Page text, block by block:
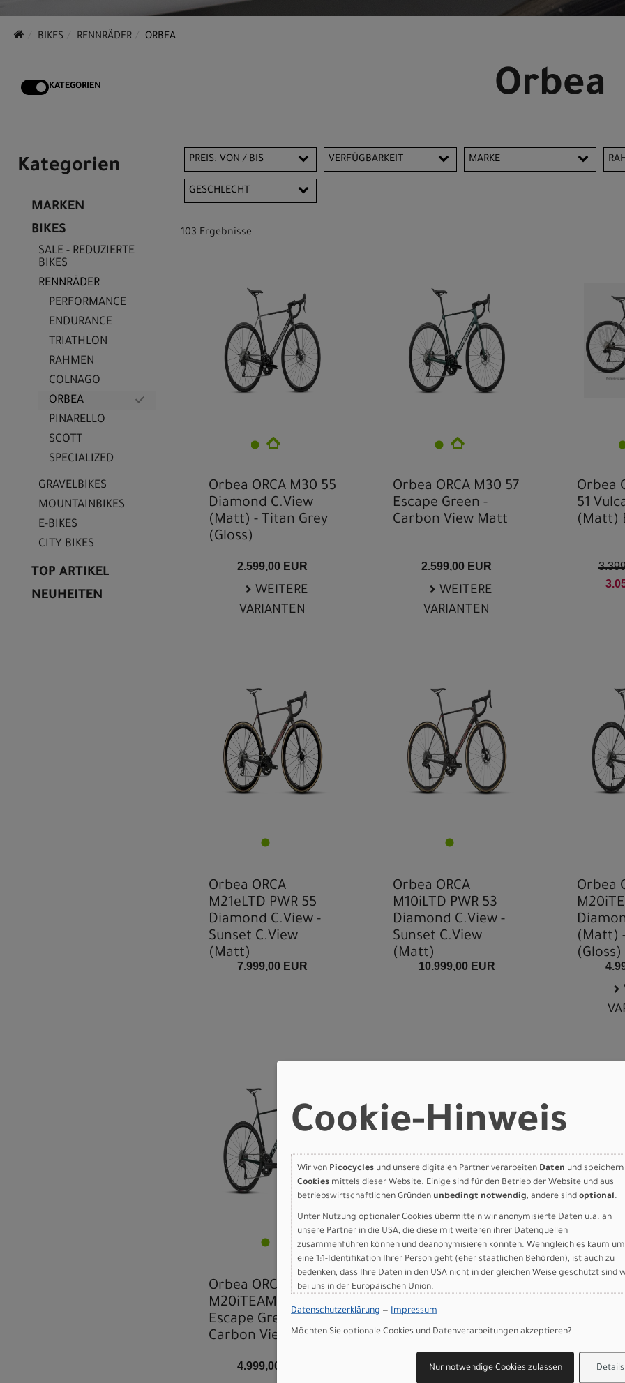
BIKES RENNRÄDER ORBEA
KATEGORIEN Orbea
Kategorien
MARKEN
BIKES
SALE - REDUZIERTE
BIKES
RENNRÄDER
PERFORMANCE
ENDURANCE
TRIATHLON
RAHMEN
COLNAGO
ORBEA
PINARELLO
SCOTT
SPECIALIZED
GRAVELBIKES
MOUNTAINBIKES
E-BIKES
CITY BIKES
TOP ARTIKEL
NEUHEITEN
PREIS: VON / BIS VERFÜGBARKEIT MARKE
GESCHLECHT
103 Ergebnisse
Orbea ORCA M30 55
Diamond C.View
(Matt) - Titan Grey
(Gloss)
2.599,00 EUR
WEITERE
VARIANTEN
Orbea ORCA M30 57
Escape Green -
Carbon View Matt
2.599,00 EUR
WEITERE
VARIANTEN
Orbea
51
(Matt)
Orbea ORCA
M21eLTD PWR 55
Diamond C.View -
Sunset C.View
(Matt)
7.999,00 EUR
Orbea ORCA
M10iLTD PWR 53
Diamond C.View -
Sunset C.View
(Matt)
10.999,00 EUR
Orbea
(Matt)
(Gloss)
Orbea ORCA
M20iTEAM 55
Escape Green -
Carbon View Matt
4.999,00 EUR
Orbea ORCA M30 55
Iris White (Gloss) -
2.599,00 EUR
Orbea
53
Cookie-Hinweis
Wir von Picocycles und unsere digitalen Partner verarbeiten Daten und speichern
Cookies mittels dieser Website. Einige sind für den Betrieb der Website und aus
betriebswirtschaftlichen Gründen unbedingt notwendig, andere sind optional.
Unter Nutzung optionaler Cookies übermitteln wir anonymisierte Daten u.a. an
unsere Partner in die USA, die diese mit weiteren ihrer Datenquellen
zusammenführen können und deanonymisieren könnten. Wenngleich es kaum um
eine 1:1-Identifikation Ihrer Person geht (eher staatlichen Behörden), ist auch zu
bedenken, dass Ihre Daten in den USA nicht in der gleichen Weise geschützt sind
bei uns in der Europäischen Union.
Datenschutzerklärung — Impressum
Möchten Sie optionale Cookies und Datenverarbeitungen akzeptieren?
Details
Nur notwendige Cookies zulassen